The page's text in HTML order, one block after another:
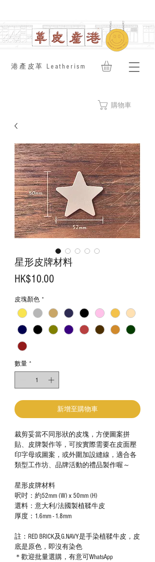
​港產皮革 Leatherism
購物車
星形皮牌材料
HK$10.00
皮塊顏色 *
數量 *
新增至購物車
裁剪妥當不同形狀的皮塊，方便圖案拼
貼、皮牌製作等，可按實際需要在皮面壓
印字母或圖案，或外圍加設縫線，適合各
類型工作坊、品牌活動的禮品製作喔～
星形皮牌材料
呎吋：約52mm (W) x 50mm (H)
選料：意大利/法國製植鞣牛皮
厚度：1.6mm - 1.8mm
註：RED BRICK及G.NAVY是手染植鞣牛皮，皮
底是原色，即沒有染色
＊歡迎批量選購，有意可WhatsApp